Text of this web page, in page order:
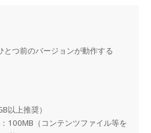
とつ前のバージョンが動作する
以上推奨）
100MB（コンテンツファイル等を